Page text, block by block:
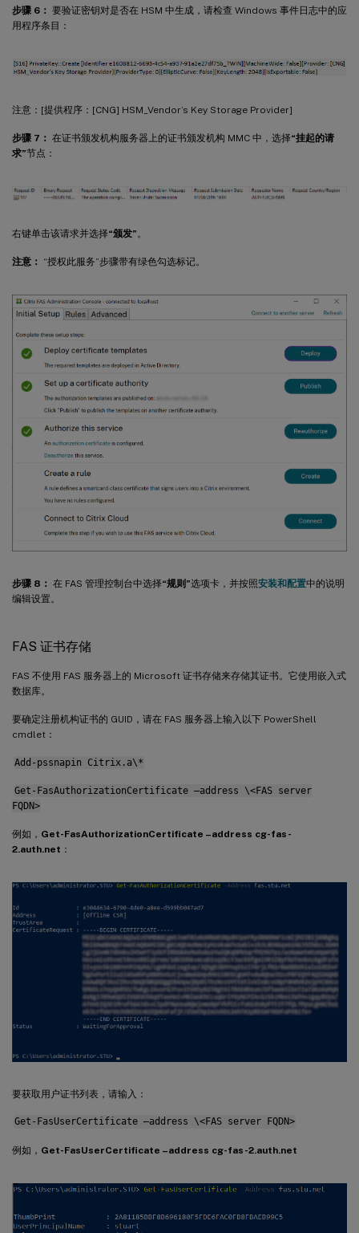
步骤 6： 要验证密钥对是否在 HSM 中生成，请检查 Windows 事件日志中的应
用程序条目：
注意：[提供程序：[CNG] HSM_Vendor’s Key Storage Provider]
步骤 7： 在证书颁发机构服务器上的证书颁发机构 MMC 中，选择“挂起的请
求”节点：
右键单击该请求并选择“颁发”。
注意： “授权此服务”步骤带有绿色勾选标记。
步骤 8： 在 FAS 管理控制台中选择“规则”选项卡，并按照安装和配置中的说明
编辑设置。
FAS 证书存储
FAS 不使用 FAS 服务器上的 Microsoft 证书存储来存储其证书。它使用嵌入式
数据库。
要确定注册机构证书的 GUID，请在 FAS 服务器上输入以下 PowerShell
cmdlet：
Add-pssnapin Citrix.a\*
Get-FasAuthorizationCertificate –address \<FAS server
FQDN>
例如， Get-FasAuthorizationCertificate –address cg-fas-
2.auth.net ：
要获取用户证书列表，请输入：
Get-FasUserCertificate –address \<FAS server FQDN>
例如， Get-FasUserCertificate –address cg-fas-2.auth.net